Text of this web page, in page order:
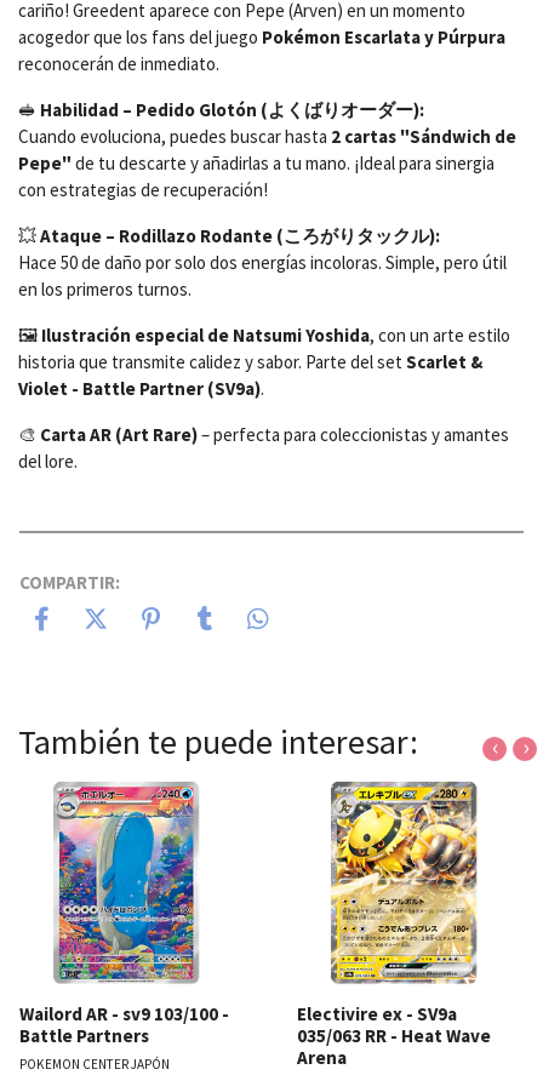
cariño! Greedent aparece con Pepe (Arven) en un momento
acogedor que los fans del juego Pokémon Escarlata y Púrpura
reconocerán de inmediato.
🥪 Habilidad – Pedido Glotón (よくばりオーダー):
Cuando evoluciona, puedes buscar hasta 2 cartas "Sándwich de
Pepe" de tu descarte y añadirlas a tu mano. ¡Ideal para sinergia
con estrategias de recuperación!
💥Ataque – Rodillazo Rodante (ころがりタックル):
Hace 50 de daño por solo dos energías incoloras. Simple, pero útil
en los primeros turnos.
🖼️ Ilustración especial de Natsumi Yoshida, con un arte estilo
historia que transmite calidez y sabor. Parte del set Scarlet &
Violet - Battle Partner (SV9a).
🎨 Carta AR (Art Rare)– perfecta para coleccionistas y amantes
del lore.
COMPARTIR:
También te puede interesar:
Wailord AR - sv9 103/100 -
Battle Partners
POKEMON CENTER JAPÓN
Electivire ex - SV9a
035/063 RR - Heat Wave
Arena
‹ ›